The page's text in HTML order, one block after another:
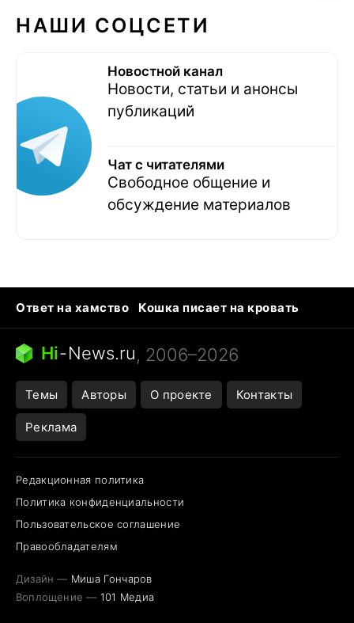
НАШИ СОЦСЕТИ
Новостной канал
Новости, статьи и анонсы
публикаций
Чат с читателями
Свободное общение и
обсуждение материалов
Ответ на хамство
Кошка писает на кровать
Тунцы в океанариуме
Следующая пандемия
Ядовитые пауки России
Открытие в Google Maps
Hi-News.ru, 2006–2026
Темы Авторы О проекте Контакты
Реклама
Редакционная политика
Политика конфиденциальности
Пользовательское соглашение
Правообладателям
Дизайн — Миша Гончаров
Воплощение — 101 Медиа